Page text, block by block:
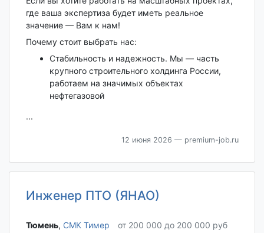
где ваша экспертиза будет иметь реальное
значение — Вам к нам!
Почему стоит выбрать нас:
Стабильность и надежность. Мы — часть
крупного строительного холдинга России,
работаем на значимых объектах
нефтегазовой
...
12 июня 2026 — premium-job.ru
Инженер ПТО (ЯНАО)
Тюмень‎, СМК Тимер от 200 000 до 200 000 руб